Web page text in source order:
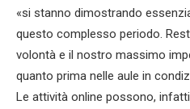
«si stanno dimostrando
questo complesso periodo.
volontà e il nostro massimo
quanto prima nelle aule in
Le attività online possono,